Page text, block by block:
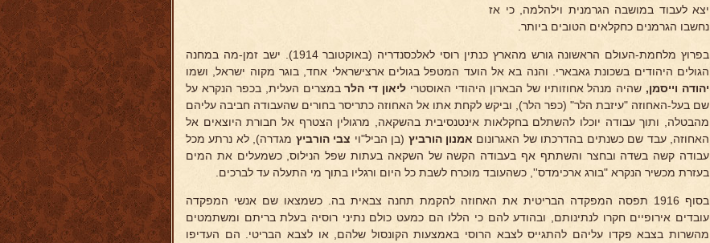
יצא לעבוד במושבה הגרמנית וילהלמה, כי אז
נחשבו הגרמנים כחקלאים הטובים ביותר.
בפרוץ מלחמת-העולם הראשונה גורש מהארץ כנתין רוסי לאלכסנדריה (באוקטובר 1914). ישב זמן-מה במחנה
הגולים היהודים בשכונת גאבארי. והנה בא אל הועד המטפל בגולים ארצישראלי אחד, בוגר מקוה ישראל, ושמו
יהודה וייסמן, שהיה מנהל אחוזותיו של הבארון היהודי האוסטרי ליאון די הלרבמצרים העלית, בכפר הנקרא על
שם בעל-האחוזה "עיזבת הלר" (כפר הלר), וביקש לקחת אתו אל האחוזה כתריסר בחורים שהעבודה חביבה עליהם
מהבטלה, ותוך עבודה יוכלו להשתלם בחקלאות אינטנסיבית בהשקאה, מרגולין הצטרף אל חבורת היוצאים אל
האחוזה, עבד שם כשנתים בהדרכתו של האגרונום אמנון הורביץ (בן הביל"וי צבי הורביץ מגדרה), לא נרתע מכל
עבודה קשה בשדה ובחצר והשתתף אף בעבודה הקשה של השקאה בעתות שפל הנילוס, כשמעלים את המים
בעזרת מכשיר הנקרא "בורג ארכימדס'', כשהעובד מוכרח לשבת כל היום ורגליו בתוך מי התעלה עד לברכים.
בסוף 1916 תפסה המפקדה הבריטית את האחוזה להקמת תחנה צבאית בה. כשמצאו שם אנשי המפקדה
עובדים אירופיים חקרו לנתינותם, ובהודע להם כי הללו הם כמעט כולם נתיני רוסיה בעלת בריתם ומשתמטים
מהשרות בצבא פקדו עליהם להתגייס לצבא הרוסי באמצעות הקונסול שלהם, או לצבא הבריטי. הם העדיפו